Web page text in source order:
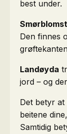
best under.
Smørblomst
Den finnes
Landøyda
jord – og
Det betyr at
beitene
Samtidig